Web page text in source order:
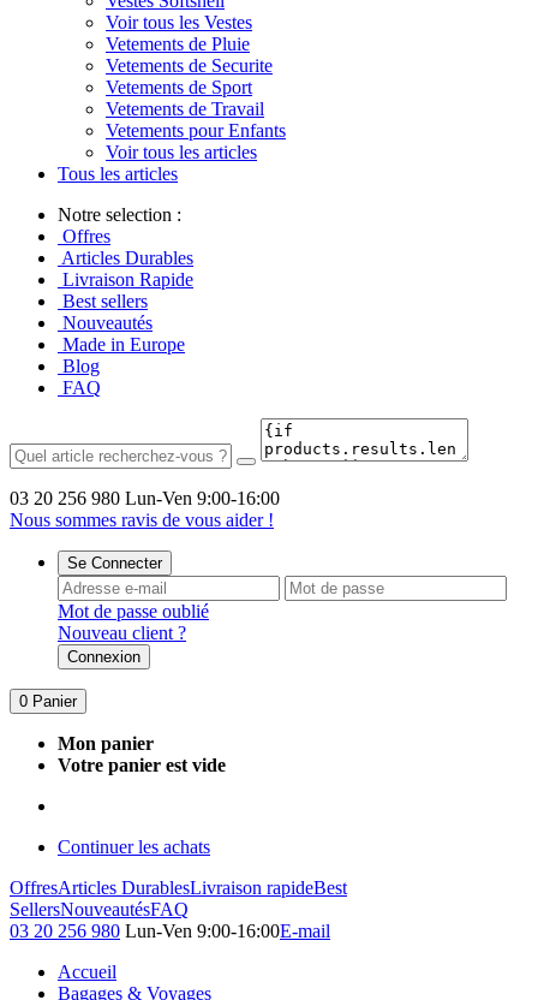
Voir tous les Vestes
Vetements de Pluie
Vetements de Securite
Vetements de Sport
Vetements de Travail
Vetements pour Enfants
Voir tous les articles
Tous les articles
Notre selection :
Offres
Articles Durables
Livraison Rapide
Best sellers
Nouveautés
Made in Europe
Blog
FAQ
03 20 256 980 Lun-Ven 9:00-16:00
Nous sommes ravis de vous aider !
Se Connecter
Mot de passe oublié
Nouveau client ?
Connexion
0 Panier
Mon panier
Votre panier est vide
Continuer les achats
OffresArticles DurablesLivraison rapideBest
SellersNouveautésFAQ
03 20 256 980 Lun-Ven 9:00-16:00E-mail
Accueil
Bagages & Voyages